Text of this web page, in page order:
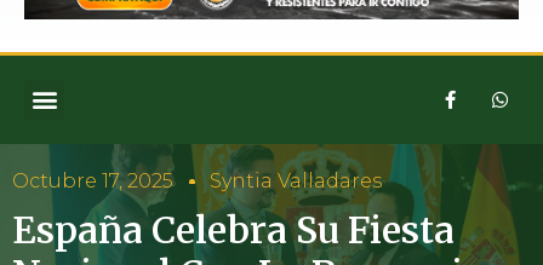
Octubre 17, 2025 Syntia Valladares
España Celebra Su Fiesta